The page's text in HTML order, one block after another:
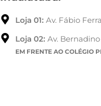
Loja 01: Av. Fábio
Loja 02: Av.
EM FRENTE AO COLÉGIO